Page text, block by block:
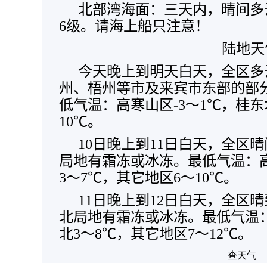
北部湾海面：三天内，晴间
6级。请海上船只注意！
陆地天
今天晚上到明天白天，全区
州、梧州等市及来宾市东部的部
低气温：高寒山区-3～1℃，桂
10℃。
10日晚上到11日白天，全区
局地有霜冻或冰冻。最低气温
3～7℃，其它地区6～10℃。
11日晚上到12日白天，全区
北局地有霜冻或冰冻。最低气
北3～8℃，其它地区7～12℃。
查天气